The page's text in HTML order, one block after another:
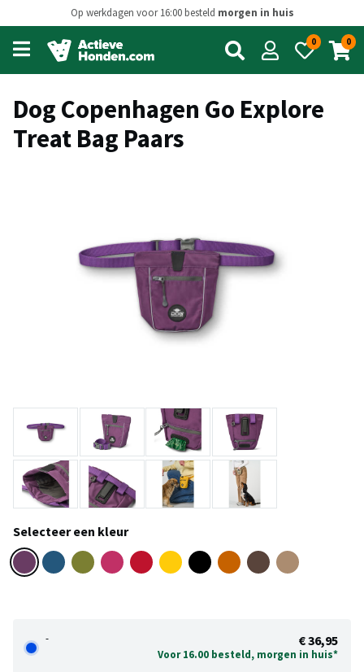
Op werkdagen voor 16:00 besteld morgen in huis
Open
main
menu
0 0
Dog Copenhagen Go Explore
Treat Bag Paars
Selecteer een kleur
- € 36,95
Voor 16.00 besteld, morgen in huis*